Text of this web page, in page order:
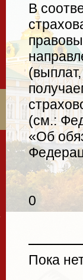
В
(см.:
«Об
0
Пока